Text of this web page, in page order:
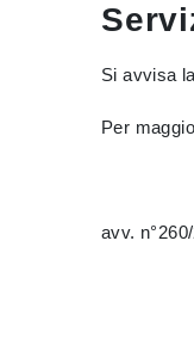
Si avvisa
Per
avv.